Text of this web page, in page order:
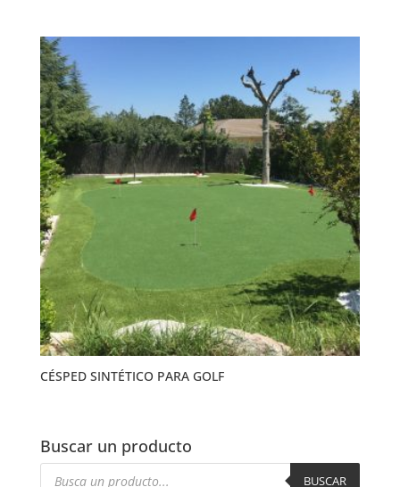
CÉSPED SINTÉTICO PARA GOLF
Buscar un producto
Búsqueda
BUSCAR